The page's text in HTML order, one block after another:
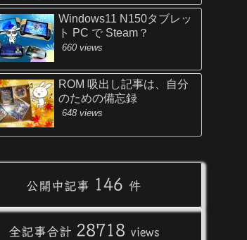
Windows11 N150タブレッ
ト PC で Steam？
660 views
ROM 吸出し記事は、自分
のための備忘録
648 views
公開中記事 146 件
全記事合計 28718 views